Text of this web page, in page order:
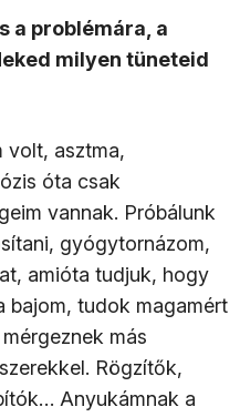
a problémára, a
milyen tüneteid
volt, asztma,
óta csak
vannak. Próbálunk
gyógytornázom,
amióta tudjuk, hogy
bajom, tudok magamért
más
Rögzítők,
Anyukámnak a